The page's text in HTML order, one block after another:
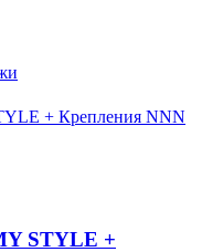
STYLE +